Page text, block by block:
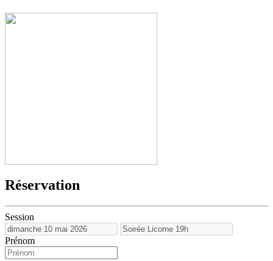
Réservation
Session
Prénom